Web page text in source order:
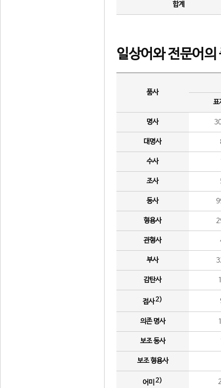
합계
일상어와 전문어의
품사
표
명사
대명사
수사
조사
동사
형용사
관형사
부사
감탄사
접사2)
의존 명사
보조 동사
보조 형용사
어미 2)